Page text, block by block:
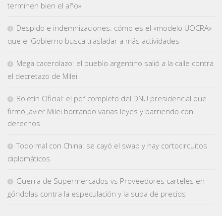
terminen bien el año»
Despido e indemnizaciones: cómo es el «modelo UOCRA»
que el Gobierno busca trasladar a más actividades
Mega cacerolazo: el pueblo argentino salió a la calle contra
el decretazo de Milei
Boletín Oficial: el pdf completo del DNU presidencial que
firmó Javier Milei borrando varias leyes y barriendo con
derechos.
Todo mal con China: se cayó el swap y hay cortocircuitos
diplomáticos
Guerra de Supermercados vs Proveedores carteles en
góndolas contra la especulación y la suba de precios